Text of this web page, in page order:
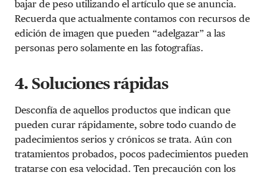
bajar de peso utilizando el artículo que se anuncia.
Recuerda que actualmente contamos con recursos de
edición de imagen que pueden “adelgazar” a las
personas pero solamente en las fotografías.
4. Soluciones rápidas
Desconfía de aquellos productos que indican que
pueden curar rápidamente, sobre todo cuando de
padecimientos serios y crónicos se trata. Aún con
tratamientos probados, pocos padecimientos pueden
tratarse con esa velocidad. Ten precaución con los